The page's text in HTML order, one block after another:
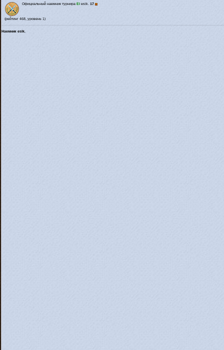
Официальный наемник турнира El esik. 17
(рейтинг 468, уровень 1)
Наемник esik.